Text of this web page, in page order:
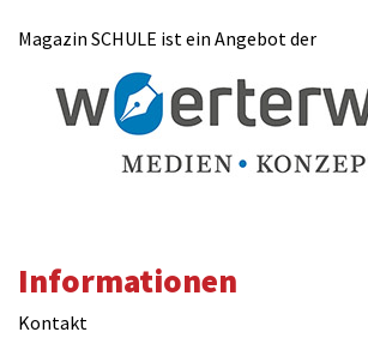
Magazin SCHULE ist ein Angebot der
Informationen
Kontakt